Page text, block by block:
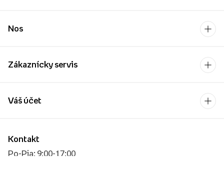
Nos
Zákaznícky servis
Kontakt
Po-Pia: 9:00-17:00
Váš účet